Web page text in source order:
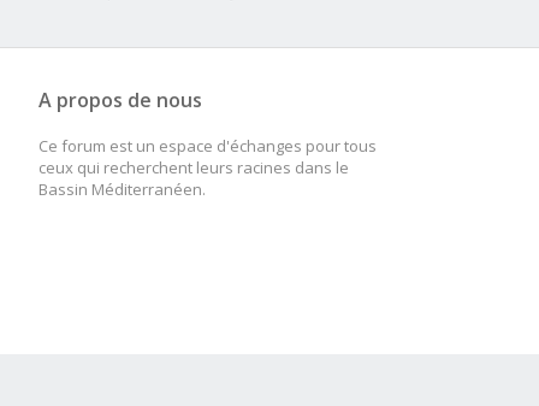
A propos de nous
Ce forum est un espace d'échanges pour tous
ceux qui recherchent leurs racines dans le
Bassin Méditerranéen.